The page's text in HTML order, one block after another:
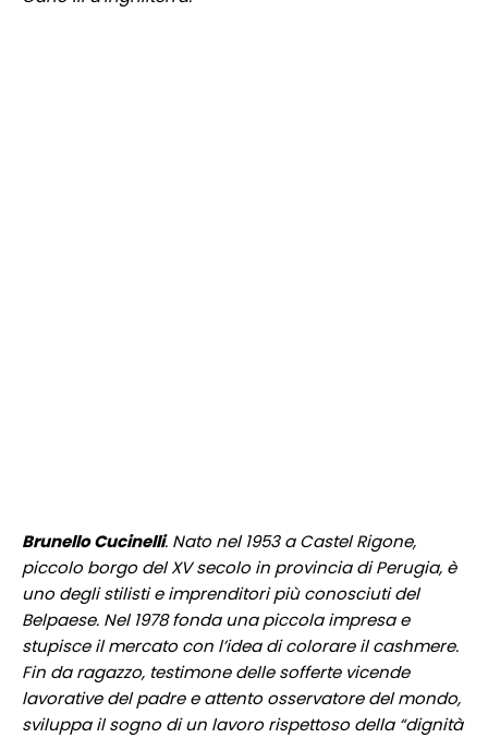
Brunello Cucinelli. Nato nel 1953 a Castel Rigone,
piccolo borgo del XV secolo in provincia di Perugia, è
uno degli stilisti e imprenditori più conosciuti del
Belpaese. Nel 1978 fonda una piccola impresa e
stupisce il mercato con l’idea di colorare il cashmere.
Fin da ragazzo, testimone delle sofferte vicende
lavorative del padre e attento osservatore del mondo,
sviluppa il sogno di un lavoro rispettoso della “dignità